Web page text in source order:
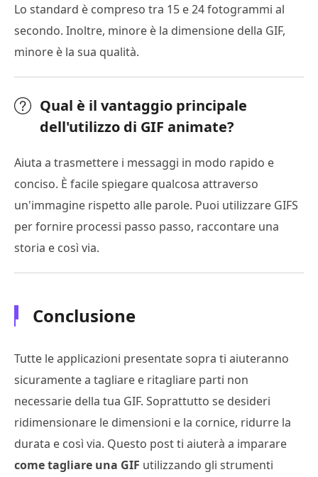
Lo standard è compreso tra 15 e 24 fotogrammi al
secondo. Inoltre, minore è la dimensione della GIF,
minore è la sua qualità.
Qual è il vantaggio principale
dell'utilizzo di GIF animate?
Aiuta a trasmettere i messaggi in modo rapido e
conciso. È facile spiegare qualcosa attraverso
un'immagine rispetto alle parole. Puoi utilizzare GIFS
per fornire processi passo passo, raccontare una
storia e così via.
Conclusione
Tutte le applicazioni presentate sopra ti aiuteranno
sicuramente a tagliare e ritagliare parti non
necessarie della tua GIF. Soprattutto se desideri
ridimensionare le dimensioni e la cornice, ridurre la
durata e così via. Questo post ti aiuterà a imparare
come tagliare una GIF utilizzando gli strumenti